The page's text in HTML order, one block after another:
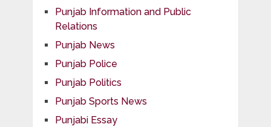
Punjab Information and Public
Relations
Punjab News
Punjab Police
Punjab Politics
Punjab Sports News
Punjabi Essay